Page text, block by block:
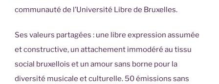
communauté de l’Université Libre de Bruxelles.
Ses valeurs partagées : une libre expression assumée
et constructive, un attachement immodéré au tissu
social bruxellois et un amour sans borne pour la
diversité musicale et culturelle. 50 émissions sans